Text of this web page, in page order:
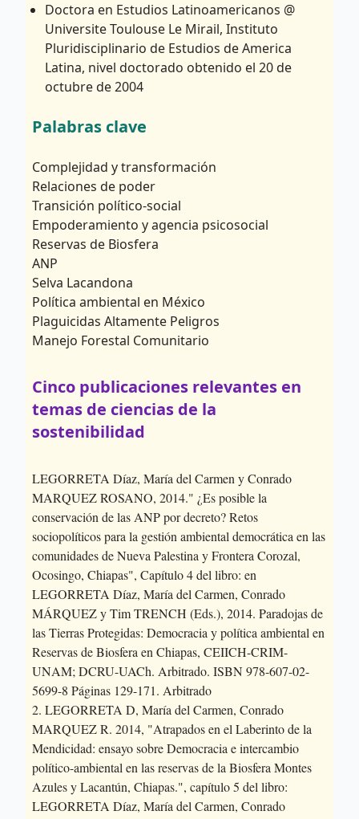
Doctora en Estudios Latinoamericanos @
Universite Toulouse Le Mirail, Instituto
Pluridisciplinario de Estudios de America
Latina, nivel doctorado obtenido el 20 de
octubre de 2004
Palabras clave
Complejidad y transformación
Relaciones de poder
Transición político-social
Empoderamiento y agencia psicosocial
Reservas de Biosfera
ANP
Selva Lacandona
Política ambiental en México
Plaguicidas Altamente Peligros
Manejo Forestal Comunitario
Cinco publicaciones relevantes en
temas de ciencias de la
sostenibilidad
LEGORRETA Díaz, María del Carmen y Conrado
MARQUEZ ROSANO, 2014." ¿Es posible la
conservación de las ANP por decreto? Retos
sociopolíticos para la gestión ambiental democrática en las
comunidades de Nueva Palestina y Frontera Corozal,
Ocosingo, Chiapas", Capítulo 4 del libro: en
LEGORRETA Díaz, María del Carmen, Conrado
MÁRQUEZ y Tim TRENCH (Eds.), 2014. Paradojas de
las Tierras Protegidas: Democracia y política ambiental en
Reservas de Biosfera en Chiapas, CEIICH-CRIM-
UNAM; DCRU-UACh. Arbitrado. ISBN 978-607-02-
5699-8 Páginas 129-171. Arbitrado
2. LEGORRETA D, María del Carmen, Conrado
MARQUEZ R. 2014, "Atrapados en el Laberinto de la
Mendicidad: ensayo sobre Democracia e intercambio
político-ambiental en las reservas de la Biosfera Montes
Azules y Lacantún, Chiapas.", capítulo 5 del libro:
LEGORRETA Díaz, María del Carmen, Conrado